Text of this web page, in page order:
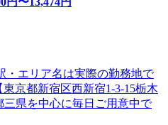
エリア名は実際の勤務地で
京都新宿区西新宿1-3-15栃木
三県を中心に毎日ご用意中で